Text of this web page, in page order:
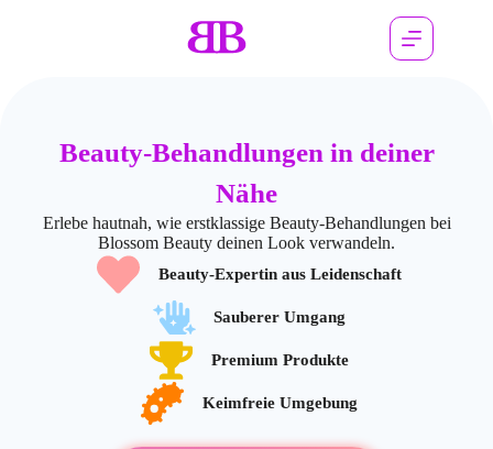
Beauty-Behandlungen in deiner
Nähe
Erlebe hautnah, wie erstklassige Beauty-Behandlungen bei
Blossom Beauty deinen Look verwandeln.
Beauty-Expertin aus Leidenschaft
Sauberer Umgang
Premium Produkte
Keimfreie Umgebung